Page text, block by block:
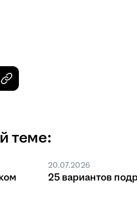
теме:
20.07.2026
25 вариантов